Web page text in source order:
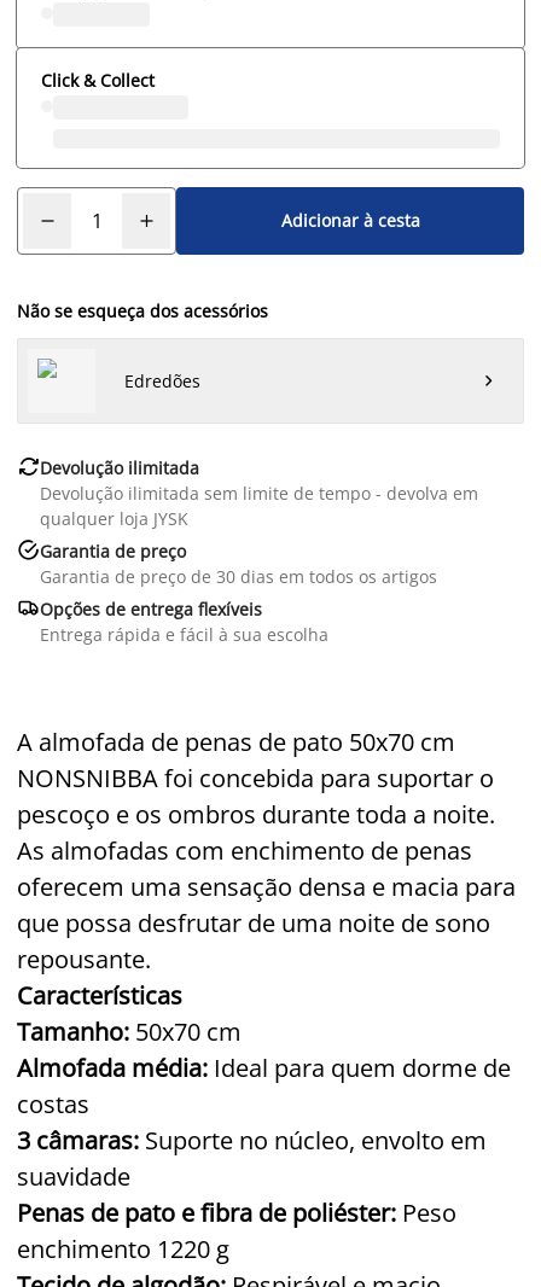
Click & Collect
Adicionar à cesta
Não se esqueça dos acessórios
Edredões 
Devolução ilimitada
Devolução ilimitada sem limite de tempo - devolva em
qualquer loja JYSK
Garantia de preço
Garantia de preço de 30 dias em todos os artigos
Opções de entrega flexíveis
Entrega rápida e fácil à sua escolha
A almofada de penas de pato 50x70 cm
NONSNIBBAfoi concebida para suportar o
pescoço e os ombros durante toda a noite.
As almofadas com enchimento de penas
oferecem uma sensação densa e macia para
que possa desfrutar de uma noite de sono
repousante.
Características
Tamanho: 50x70 cm
Almofada média: Ideal para quem dorme de
costas
3 câmaras: Suporte no núcleo, envolto em
suavidade
Penas de pato e fibra de poliéster: Peso
enchimento 1220 g